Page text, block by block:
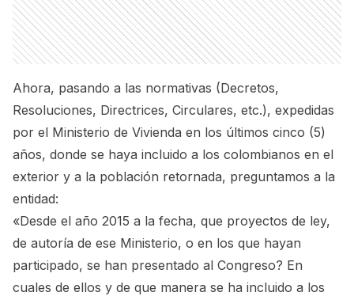
Ahora, pasando a las normativas (Decretos,
Resoluciones, Directrices, Circulares, etc.), expedidas
por el Ministerio de Vivienda en los últimos cinco (5)
años, donde se haya incluido a los colombianos en el
exterior y a la población retornada, preguntamos a la
entidad:
«Desde el año 2015 a la fecha, que proyectos de ley,
de autoría de ese Ministerio, o en los que hayan
participado, se han presentado al Congreso? En
cuales de ellos y de que manera se ha incluido a los